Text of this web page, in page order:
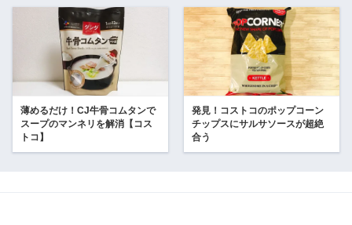
薄めるだけ！CJ牛骨コムタンで
スープのマンネリを解消【コス
トコ】
発見！コストコのポップコーン
チップスにサルサソースが超絶
合う